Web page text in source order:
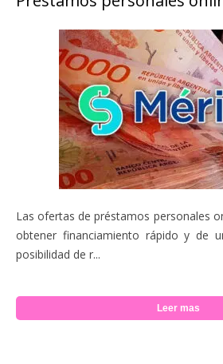
Las ofertas de préstamos personales
obtener financiamiento rápido y de
posibilidad de r...
Leer mas